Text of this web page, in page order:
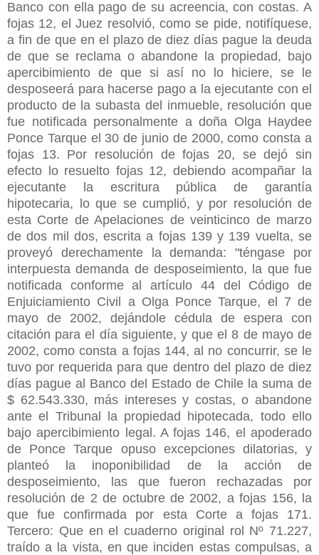
Banco con ella pago de su acreencia, con costas. A
fojas 12, el Juez resolvió, como se pide, notifíquese,
a fin de que en el plazo de diez días pague la deuda
de que se reclama o abandone la propiedad, bajo
apercibimiento de que si así no lo hiciere, se le
desposeerá para hacerse pago a la ejecutante con el
producto de la subasta del inmueble, resolución que
fue notificada personalmente a doña Olga Haydee
Ponce Tarque el 30 de junio de 2000, como consta a
fojas 13. Por resolución de fojas 20, se dejó sin
efecto lo resuelto fojas 12, debiendo acompañar la
ejecutante la escritura pública de garantía
hipotecaria, lo que se cumplió, y por resolución de
esta Corte de Apelaciones de veinticinco de marzo
de dos mil dos, escrita a fojas 139 y 139 vuelta, se
proveyó derechamente la demanda: "téngase por
interpuesta demanda de desposeimiento, la que fue
notificada conforme al artículo 44 del Código de
Enjuiciamiento Civil a Olga Ponce Tarque, el 7 de
mayo de 2002, dejándole cédula de espera con
citación para el día siguiente, y que el 8 de mayo de
2002, como consta a fojas 144, al no concurrir, se le
tuvo por requerida para que dentro del plazo de diez
días pague al Banco del Estado de Chile la suma de
$ 62.543.330, más intereses y costas, o abandone
ante el Tribunal la propiedad hipotecada, todo ello
bajo apercibimiento legal. A fojas 146, el apoderado
de Ponce Tarque opuso excepciones dilatorias, y
planteó la inoponibilidad de la acción de
desposeimiento, las que fueron rechazadas por
resolución de 2 de octubre de 2002, a fojas 156, la
que fue confirmada por esta Corte a fojas 171.
Tercero: Que en el cuaderno original rol Nº 71.227,
traído a la vista, en que inciden estas compulsas, a